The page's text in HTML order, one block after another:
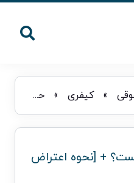
»کیفری »حکم و مجازات لواط چیست؟ + [نحوه اعتراض و ارکان جرم لواط]
+ [نحوه اعتراض